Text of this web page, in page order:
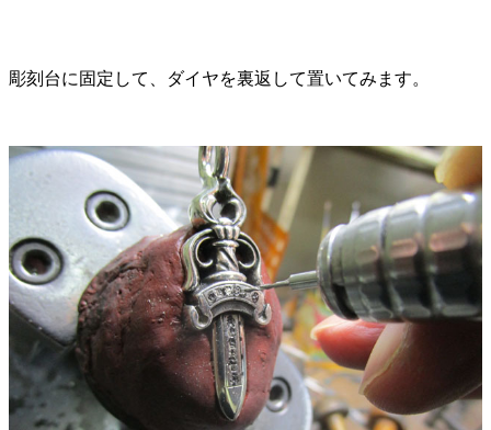
彫刻台に固定して、ダイヤを裏返して置いてみます。